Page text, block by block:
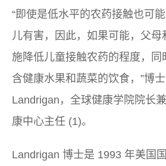
“即使是低水平的农药接触也可
儿有害，因此，如果可能，父母
施降低儿童接触农药的程度，同
含健康水果和蔬菜的饮食，”博
Landrigan，全球健康学院院长
康中心主任 (1)。
Landrigan 博士是 1993 年美国